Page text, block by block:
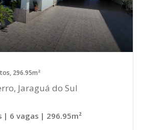
296.95m²
Jaraguá do Sul
| 6 vagas | 296.95m²